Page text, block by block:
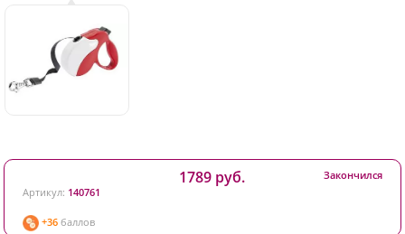
Артикул: 140761
+36 баллов
1789 руб. Закончился